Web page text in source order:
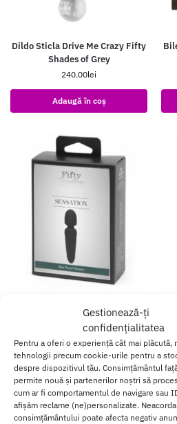
Gestionează-ți
confidențialitatea
Pentru a oferi o experiență cât mai
tehnologii precum cookie-urile pentru a
despre dispozitivul tău. Consimțământul
permite nouă și partenerilor noștri să
cum ar fi comportamentul de navigare sau
afișăm reclame (ne)personalizate.
consimțământului poate afecta negativ
Dildo Sticla Drive Me Crazy Fifty
Shades of Grey
240.00lei
Adaugă în coș
Mini Vibe Wand Fifty Shades of
Grey
279.00lei
Adaugă în coș